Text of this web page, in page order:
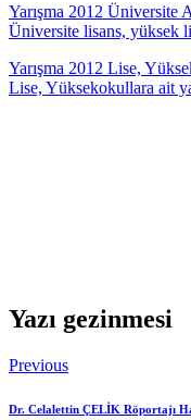
Yarışma 2012 Üniversite
Üniversite lisans, yüksek
Yarışma 2012 Lise,
Lise, Yüksekokullara ait
Yazı gezinmesi
Previous
Dr. Celalettin ÇELİK Röportajı